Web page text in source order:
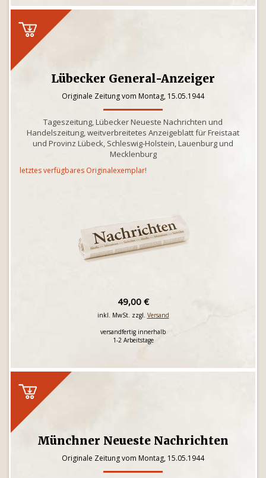
Lübecker General-Anzeiger
Originale Zeitung vom Montag, 15.05.1944
Tageszeitung, Lübecker Neueste Nachrichten und
Handelszeitung, weitverbreitetes Anzeigeblatt für Freistaat
und Provinz Lübeck, Schleswig-Holstein, Lauenburg und
Mecklenburg
letztes verfügbares Originalexemplar!
49,00 €
inkl. MwSt. zzgl. Versand
versandfertig innerhalb
1-2 Arbeitstage
Münchner Neueste Nachrichten
Originale Zeitung vom Montag, 15.05.1944